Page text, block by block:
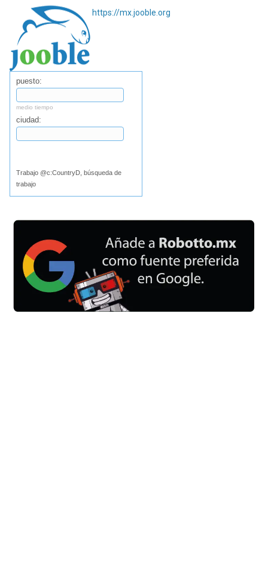
https://mx.jooble.org
puesto:
medio tiempo
ciudad:
Trabajo @c:CountryD, búsqueda de
trabajo